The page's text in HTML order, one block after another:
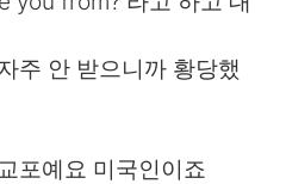
주 안 받으니까 황당했
포예요 미국인이죠